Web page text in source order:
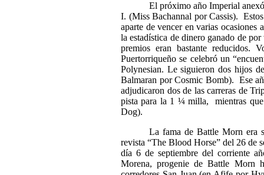
El próximo año Imperial
I. (Miss Bachannal por Cassis).
aparte de vencer en varias ocasiones
la estadística de dinero ganado de
premios eran bastante reducidos.
Puertorriqueño se celebró un
Polynesian. Le siguieron dos hijos
Balmaran por Cosmic Bomb). Ese
adjudicaron dos de las carreras de
pista para la 1 ¼ milla,
mientras
Dog).
La fama de Battle Morn era
revista “The Blood Horse” del 26 de
día 6 de septiembre del corriente
Morena, progenie de Battle Morn